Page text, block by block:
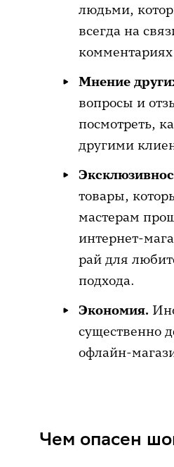
людьми,
всегда на
Мнение
вопросы и
посмотреть,
другими
товары,
мастерам
интернет-
рай для
подхода.
Экономия.
существенно
офлайн-
Чем опасен